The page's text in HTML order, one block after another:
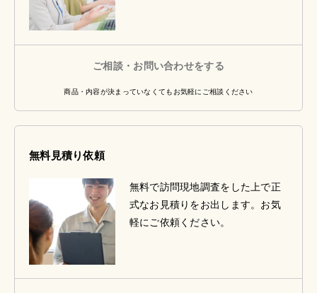
ご相談・お問い合わせをする
商品・内容が決まっていなくてもお気軽にご相談ください
無料見積り依頼
無料で訪問現地調査をした上で正
式なお見積りをお出します。お気
軽にご依頼ください。